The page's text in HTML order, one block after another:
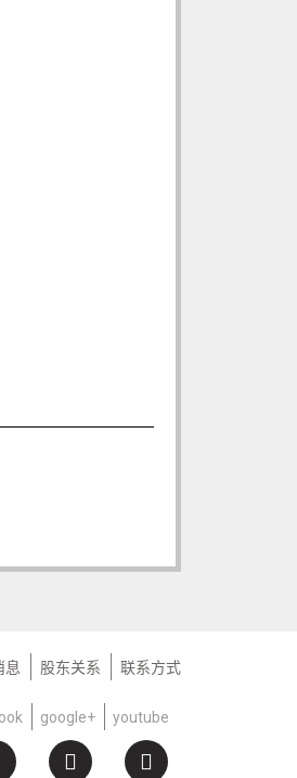
息 股东关系 联系方式
google+ youtube